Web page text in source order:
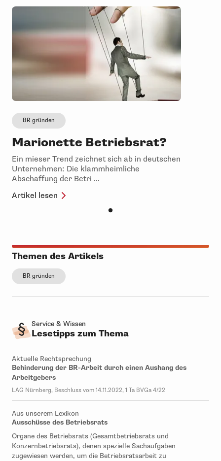
BR gründen
Marionette Betriebsrat?
Ein mieser Trend zeichnet sich ab in deutschen
Unternehmen: Die klammheimliche
Abschaffung der Betri ...
Artikel lesen
Themen des Artikels
BR gründen
Service & Wissen
Lesetipps zum Thema
Aktuelle Rechtsprechung
Behinderung der BR-Arbeit durch einen Aushang des
Arbeitgebers
LAG Nürnberg, Beschluss vom 14.11.2022, 1 Ta BVGa 4/22
Aus unserem Lexikon
Ausschüsse des Betriebsrats
Organe des Betriebsrats (Gesamtbetriebsrats und
Konzernbetriebsrats), denen spezielle Sachaufgaben
zugewiesen werden, um die Betriebsratsarbeit zu